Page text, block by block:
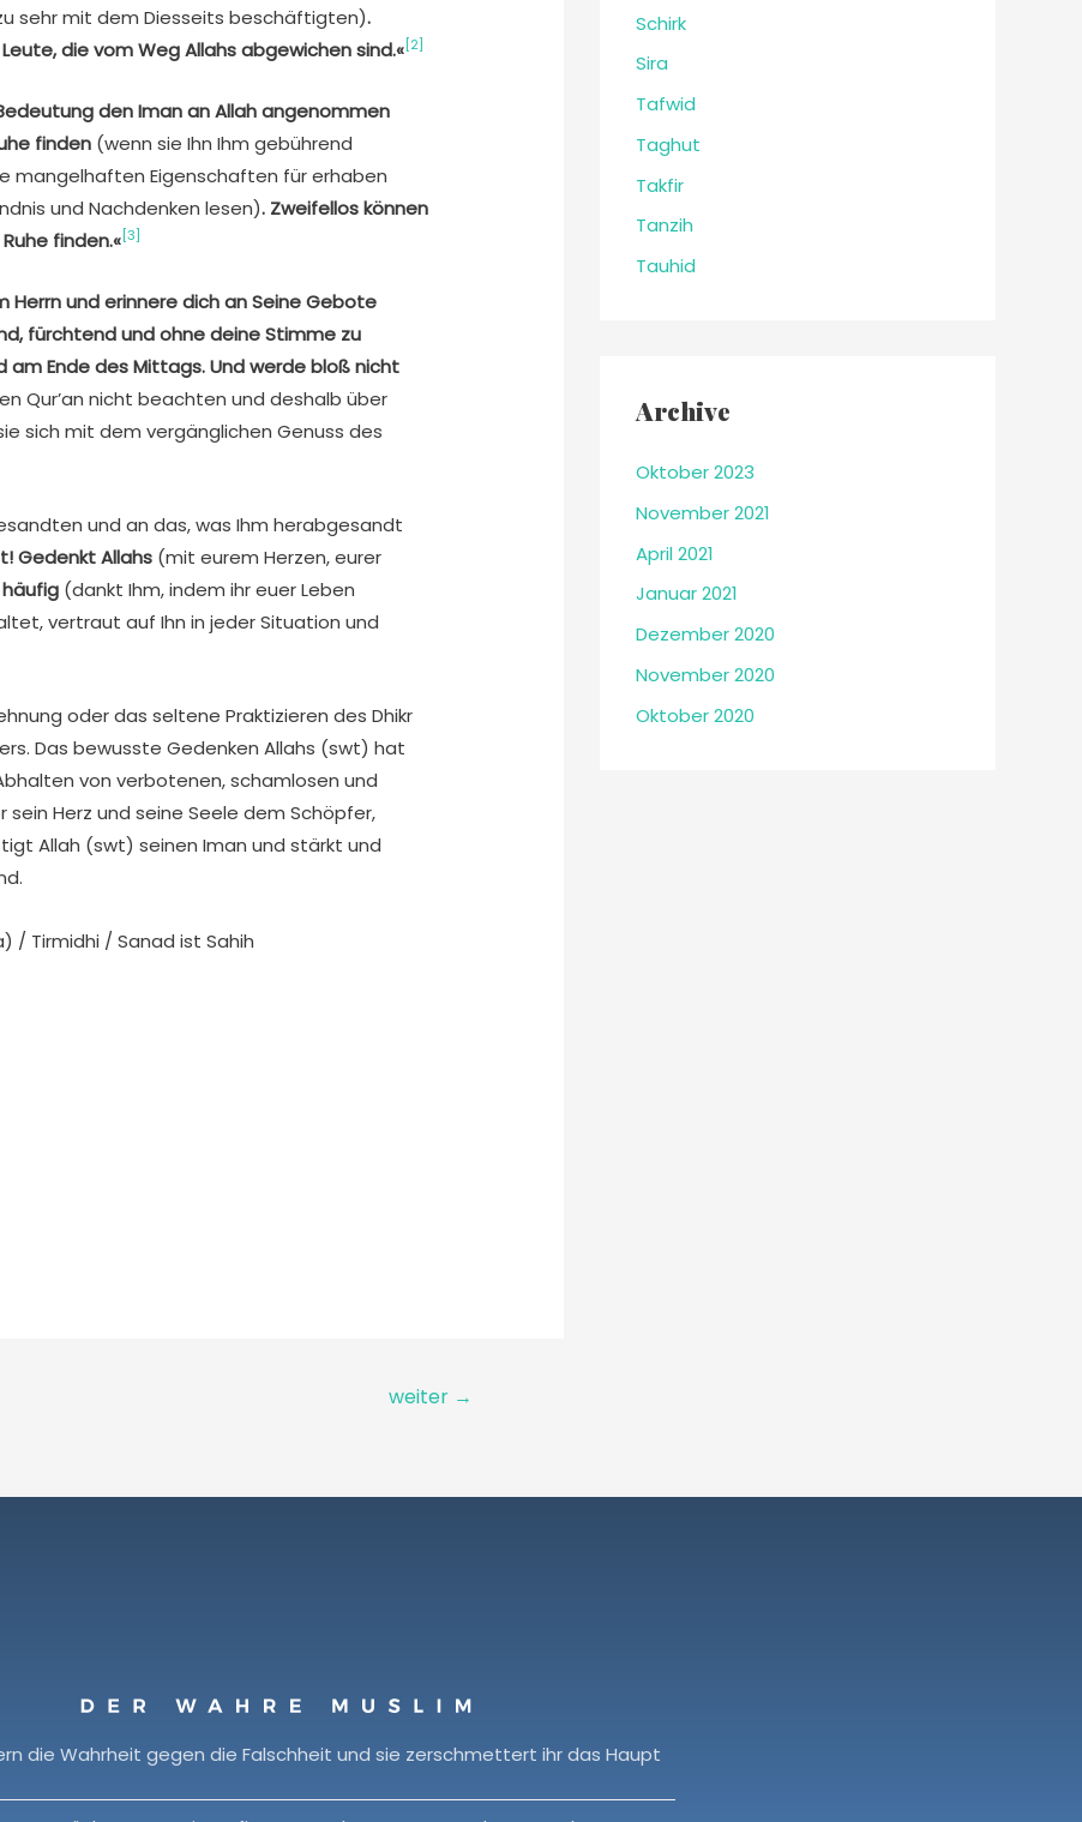
sehr mit dem Diesseits beschäftigten).
die vom Weg Allahs abgewichen sind.«[2]
den Iman an Allah angenommen
finden (wenn sie Ihn Ihm gebührend
mangelhaften Eigenschaften für erhaben
und Nachdenken lesen). Zweifellos können
finden.«[3]
Herrn und erinnere dich an Seine Gebote
fürchtend und ohne deine Stimme zu
am Ende des Mittags. Und werde bloß nicht
Qur’an nicht beachten und deshalb über
sich mit dem vergänglichen Genuss des
und an das, was Ihm herabgesandt
Gedenkt Allahs (mit eurem Herzen, eurer
(dankt Ihm, indem ihr euer Leben
vertraut auf Ihn in jeder Situation und
oder das seltene Praktizieren des Dhikr
Das bewusste Gedenken Allahs (swt) hat
von verbotenen, schamlosen und
Herz und seine Seele dem Schöpfer,
Allah (swt) seinen Iman und stärkt und
/ Tirmidhi / Sanad ist Sahih
weiter →
Schirk
Sira
Tafwid
Taghut
Takfir
Tanzih
Tauhid
Archive
Oktober 2023
November 2021
April 2021
Januar 2021
Dezember 2020
November 2020
Oktober 2020
die Wahrheit gegen die Falschheit und sie zerschmettert ihr das Haupt